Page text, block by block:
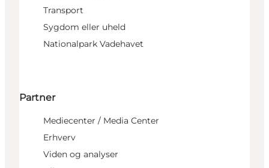
Transport
Sygdom eller uheld
Nationalpark Vadehavet
Partner
Mediecenter / Media Center
Erhverv
Viden og analyser